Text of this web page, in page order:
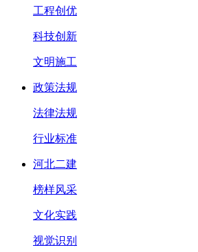
工程创优
科技创新
文明施工
政策法规
法律法规
行业标准
河北二建
榜样风采
文化实践
视觉识别